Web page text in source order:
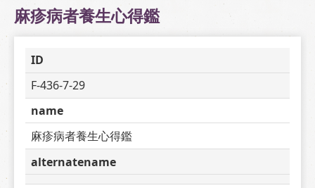
麻疹病者養生心得鑑
ID
F-436-7-29
name
麻疹病者養生心得鑑
alternatename